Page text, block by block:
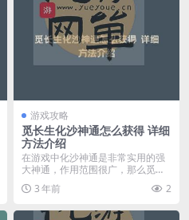
游戏攻略
觅长生化沙神通怎么获得 详细
方法介绍
在游戏中化沙神通是非常实用的强
大神通，作用范围很广，那么觅长
生化沙神通怎么获得呢...
3 年前 2